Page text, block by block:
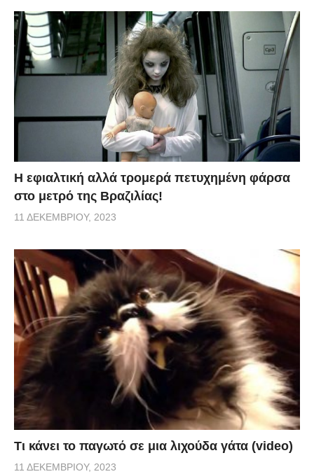
H εφιαλτική αλλά τρομερά πετυχημένη φάρσα
στο μετρό της Βραζιλίας!
11 ΔΕΚΕΜΒΡΊΟΥ, 2023
Τι κάνει το παγωτό σε μια λιχούδα γάτα (video)
11 ΔΕΚΕΜΒΡΊΟΥ, 2023